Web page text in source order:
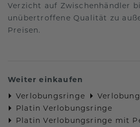
Verzicht auf Zwischenhändler
unübertroffene Qualität zu
Preisen.
Weiter einkaufen
Verlobungsringe
Platin Verlobungsringe
Platin Verlobungsringe mit